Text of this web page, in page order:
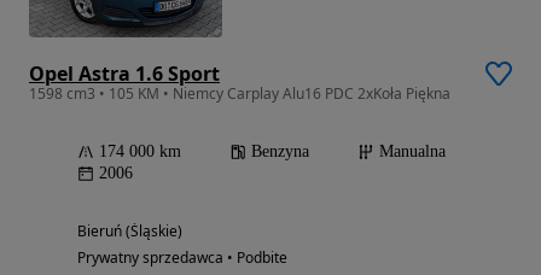
Opel Astra 1.6 Sport
1598 cm3 • 105 KM • Niemcy Carplay Alu16 PDC 2xKoła Piękna
174 000 km Benzyna
Manualna
2006
Bieruń (Śląskie)
Prywatny sprzedawca • Podbite